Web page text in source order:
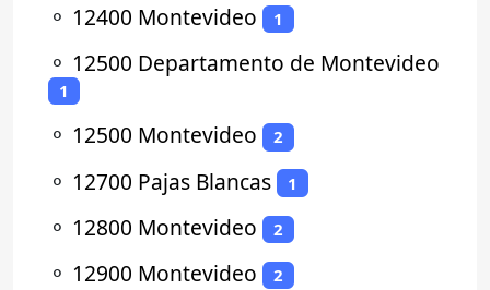
⚬ 12400 Montevideo 1
⚬ 12500 Departamento de Montevideo
1
⚬ 12500 Montevideo 2
⚬ 12700 Pajas Blancas 1
⚬ 12800 Montevideo 2
⚬ 12900 Montevideo 2